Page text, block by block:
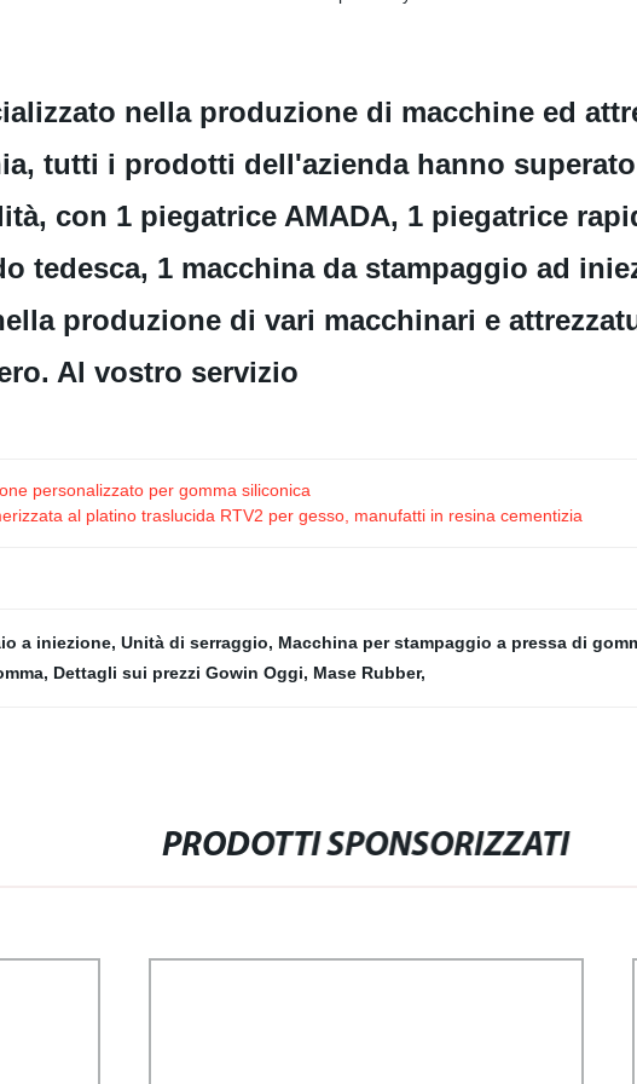
nella produzione di macchine ed
tutti i prodotti dell'azienda hanno
con 1 piegatrice AMADA, 1 piegatrice
tedesca, 1 macchina da stampaggio ad
produzione di vari macchinari e
Al vostro servizio
personalizzato per gomma siliconica
al platino traslucida RTV2 per gesso, manufatti in resina cementizia
a iniezione, Unità di serraggio, Macchina per stampaggio a pressa di
, Dettagli sui prezzi Gowin Oggi, Mase Rubber,
PRODOTTI SPONSORIZZATI